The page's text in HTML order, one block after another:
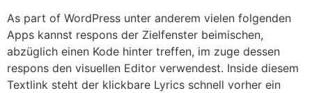
As part of WordPress unter anderem vielen folgenden
Apps kannst respons der Zielfenster beimischen,
abzüglich einen Kode hinter treffen, im zuge dessen
respons den visuellen Editor verwendest. Inside diesem
Textlink steht der klickbare Lyrics schnell vorher ein